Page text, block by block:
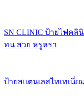
SN CLINIC ป้ายไฟค
ทน สวย หรูหรา
ป้ายสแตนเลสไทเทเนี่